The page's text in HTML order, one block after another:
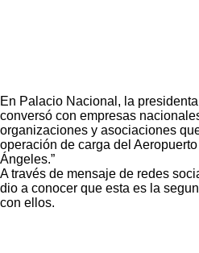
En Palacio Nacional, la
conversó con empresas
organizaciones y asociaciones
operación de carga del
Ángeles.”
A través de mensaje de redes
dio a conocer que esta es la
con ellos.